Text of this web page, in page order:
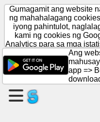
Gumawa
ng
page
Lumikha
ng
pangkat
Gumagamit ang website
ng mahahalagang
iyong pahintulot,
kami ng cookies ng
Analytics para sa mga
Ang
app =>